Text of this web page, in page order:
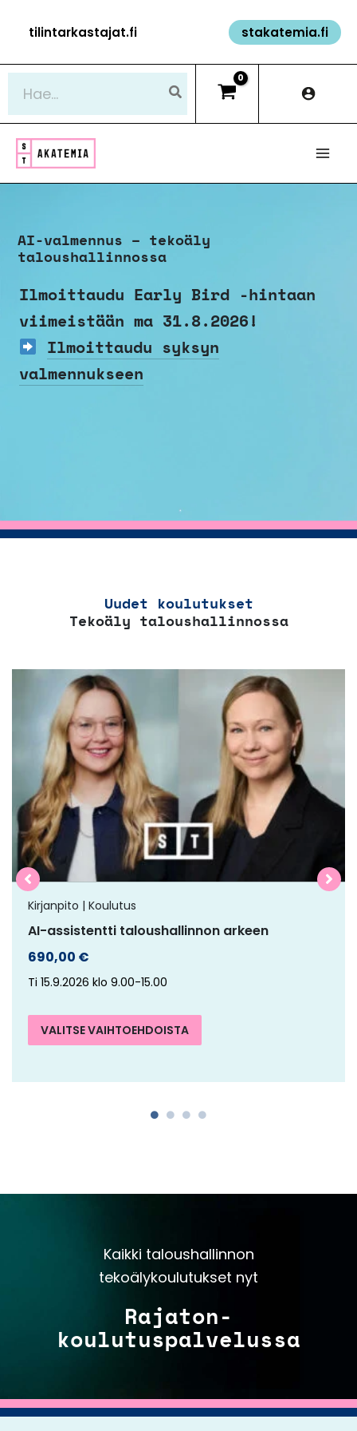
sisältöön
tilintarkastajat.fi stakatemia.fi
AI-valmennus – tekoäly
taloushallinnossa
Ilmoittaudu Early Bird -hintaan
viimeistään ma 31.8.2026!
Ilmoittaudu syksyn
valmennukseen
Uudet koulutukset
Tekoäly taloushallinnossa
Kirjanpito | Koulutus
AI-assistentti taloushallinnon arkeen
690,00 €
Ti 15.9.2026 klo 9.00-15.00
VALITSE VAIHTOEHDOISTA
tuotteella
useampi
muunnelma.
Voit
tehdä
valinnat
tuotteen
sivulla.
Kaikki taloushallinnon
tekoälykoulutukset nyt
Rajaton-
koulutuspalvelussa